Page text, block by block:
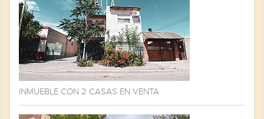
INMUEBLE CON 2 CASAS EN VENTA